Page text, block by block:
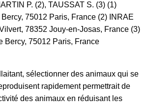
P. (2), TAUSSAT S. (3) (1)
Bercy, 75012 Paris, France (2) INRAE
78352 Jouy-en-Josas, France (3)
Bercy, 75012 Paris, France
sélectionner des animaux qui se
rapidement permettrait de
des animaux en réduisant les